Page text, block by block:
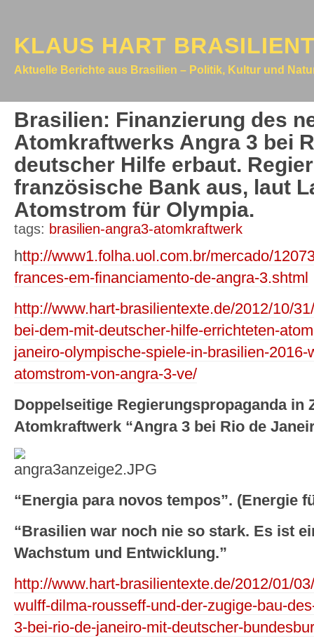
KLAUS HART
Aktuelle Berichte aus Brasilien – Politik, Kultur und
Brasilien: Finanzierung des
Atomkraftwerks Angra 3 bei
deutscher Hilfe erbaut.
französische Bank aus, laut
Atomstrom für Olympia.
tags: brasilien-angra3-atomkraftwerk
http://www1.folha.uol.com.br/mercado/
frances-em-financiamento-de-angra-3.shtml
http://www.hart-brasilientexte.de/2012/10/
bei-dem-mit-deutscher-hilfe-errichteten-
janeiro-olympische-spiele-in-brasilien-
atomstrom-von-angra-3-ve/
Doppelseitige Regierungspropaganda in
Atomkraftwerk “Angra 3 bei Rio de
“Energia para novos tempos”. (Energie
“Brasilien war noch nie so stark. Es ist
Wachstum und Entwicklung.”
http://www.hart-brasilientexte.de/2012/01/
wulff-dilma-rousseff-und-der-zugige-bau-
3-bei-rio-de-janeiro-mit-deutscher-